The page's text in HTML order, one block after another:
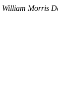
William Morris